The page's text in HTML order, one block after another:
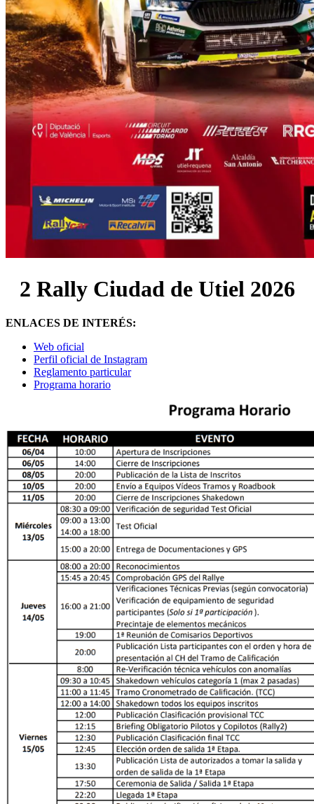
2 Rally Ciudad de Utiel 2026
ENLACES DE INTERÉS:
Web oficial
Perfil oficial de Instagram
Reglamento particular
Programa horario